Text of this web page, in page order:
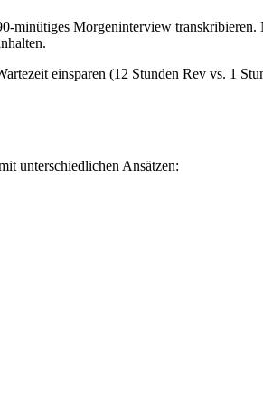
minütiges Morgeninterview
einsparen (12 Stunden Rev vs. 1
unterschiedlichen Ansätzen: